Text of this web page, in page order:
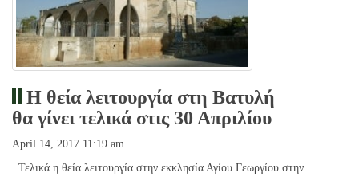
Η θεία λειτουργία στη Βατυλή
θα γίνει τελικά στις 30 Απριλίου
April 14, 2017 11:19 am
Τελικά η θεία λειτουργία στην εκκλησία Αγίου Γεωργίου στην